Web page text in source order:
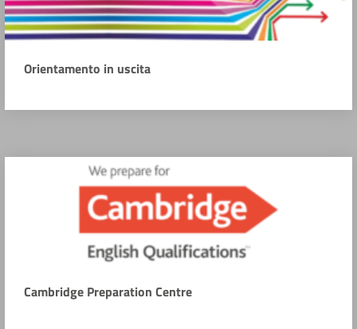
Orientamento in uscita
Cambridge Preparation Centre